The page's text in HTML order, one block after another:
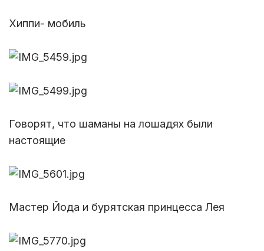
Хиппи- мобиль
Говорят, что шаманы на лошадях были
настоящие
Мастер Йода и бурятская принцесса Лея